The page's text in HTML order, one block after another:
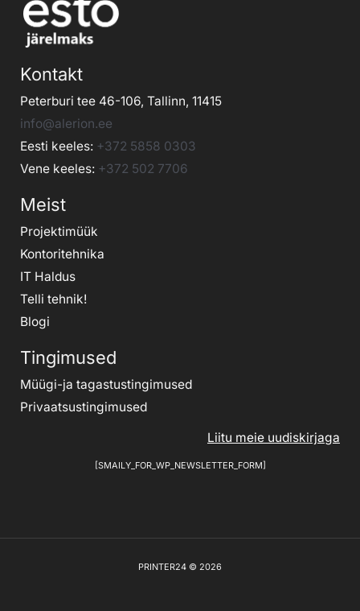
Kontakt
Peterburi tee 46-106, Tallinn, 11415
info@alerion.ee
Eesti keeles: +372 5858 0303
Vene keeles: +372 502 7706
Meist
Projektimüük
Kontoritehnika
IT Haldus
Telli tehnik!
Blogi
Tingimused
Müügi-ja tagastustingimused
Privaatsustingimused
Liitu meie uudiskirjaga
[SMAILY_FOR_WP_NEWSLETTER_FORM]
PRINTER24 © 2026